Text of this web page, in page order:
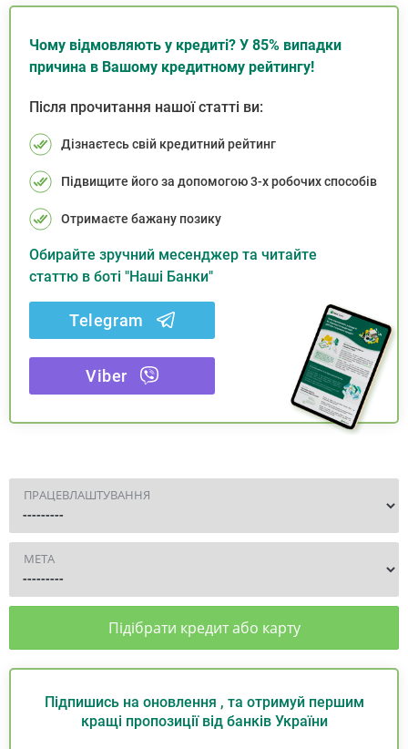
Чому відмовляють у кредиті? У 85% випадки
причина в Вашому кредитному рейтингу!
Після прочитання нашої статті ви:
Дізнаєтесь свій кредитний рейтинг
Підвищите його за допомогою 3-х робочих способів
Отримаєте бажану позику
Обирайте зручний месенджер та читайте
статтю в боті "Наші Банки"
Telegram
Viber
ПРАЦЕВЛАШТУВАННЯ
МЕТА
Підібрати кредит або карту
Підпишись на оновлення , та отримуй першим
кращі пропозиції від банків України